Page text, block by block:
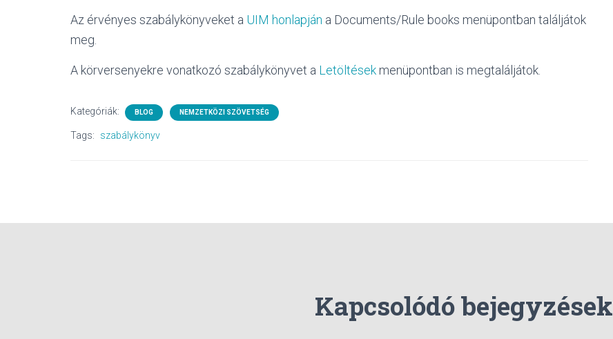
Az érvényes szabálykönyveket a UIM honlapján a Documents/Rule books menüpontban találjátok
meg.
A körversenyekre vonatkozó szabálykönyvet a Letöltések menüpontban is megtaláljátok.
Kategóriák: BLOG NEMZETKÖZI SZÖVETSÉG
Tags: szabálykönyv
Kapcsolódó bejegyzések